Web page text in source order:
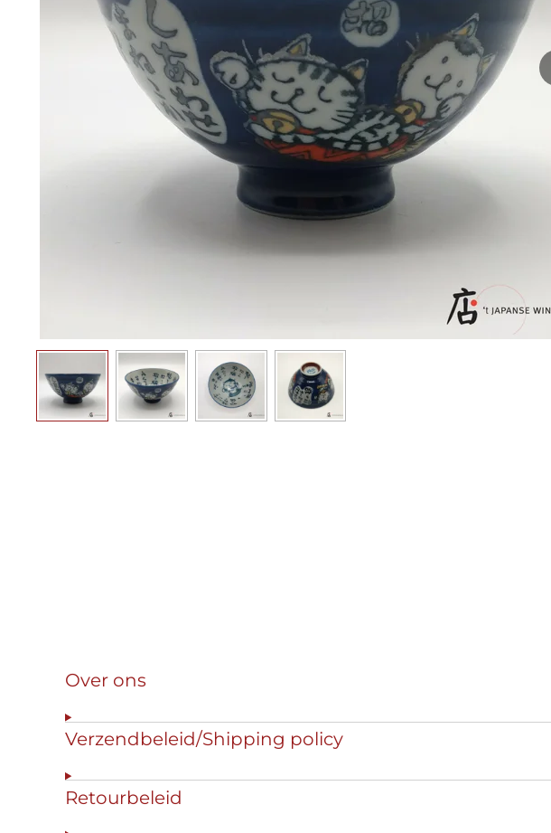
Over ons
Verzendbeleid/Shipping policy
Retourbeleid